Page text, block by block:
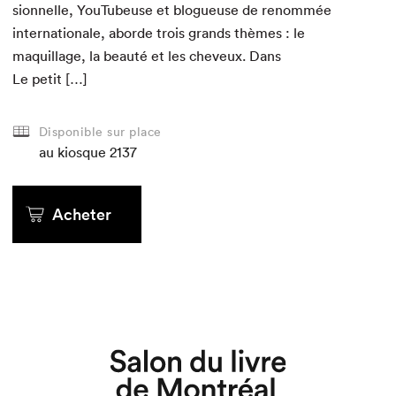
au kiosque
Acheter
au kiosque
Acheter
sion­nelle, YouTubeuse et blogueuse de renom­mée
inter­na­tionale, abor­de trois grands thèmes : le
maquil­lage, la beauté et les cheveux. Dans
Le petit […]
Disponible sur place
au kiosque 2137
Acheter
au kiosque
Acheter
au kiosque
Acheter
au kiosque
Acheter